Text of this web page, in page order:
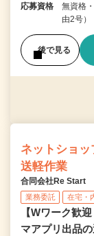
応募資格
無資格
由2号）
後で見る
ネットショ
送軽作業
合同会社Re Start
業務委託 在宅・
【Wワーク歓
マアプリ出品